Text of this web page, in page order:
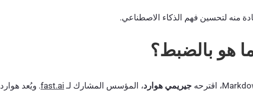
منه لتحسين فهم الذكاء الاصطناعي.
جيريمي هوارد، المؤسس المشارك لـ fast.ai. ويُعد هوارد